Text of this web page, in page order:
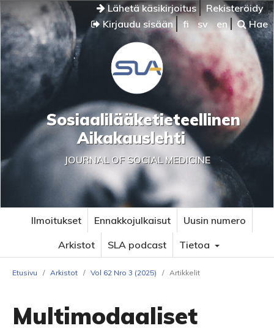
Lähetä käsikirjoitus
Rekisteröidy
Kirjaudu sisään
fi sv en Hae
Sosiaalilääketieteellinen
Aikakauslehti
JOURNAL OF SOCIAL MEDICINE
Ilmoitukset Ennakkojulkaisut
Uusin numero
Arkistot
SLA podcast Tietoa
Etusivu / Arkistot / Vol 62 Nro 3 (2025) / Artikkelit
Multimodaaliset